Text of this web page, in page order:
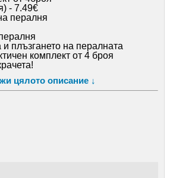
- 7.49€
пералня
плъзгането на пералната
комплект от 4 броя
събирането на влага под
диван
цялото описание ↓